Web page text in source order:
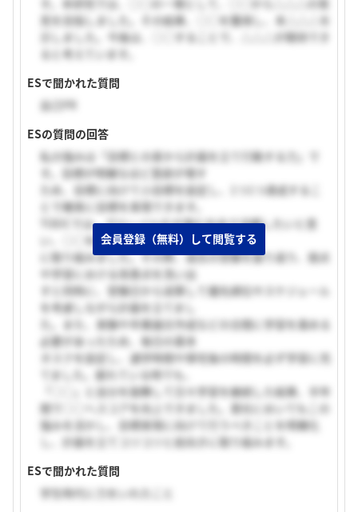
す。本研究では、○○の一環として、○○から△△△の発
見を目指しました。その結果、○○を獲得し、本△△△を
示しました。今後は、○○することで、△△△が期待でき
ると考えています。
ESで聞かれた質問
自己PR
ESの質問の回答
私の強みは「目標との差から計画を立て行動する力」で
す。目標が明確なほど意欲が増す
ため、目標に向けて小目標を設定し、1つ1つ達成するこ
とで確実に目標を実現できます。
TOEICでは、グローバル化が進む社会で活躍したいと思
い、○○を目標に英語力向上
に取り組みました。その際、過去の受験を振り返り、弱点
や学習における改善点を洗い出
すと同時に、受験日から逆算して優先順位やスケジュール
を考慮しながら計画を立てまし
た。また、実験や卒業論文作成などの合間に学習を進める
必要があったため、毎日の基本
タスクを設定し、通学時間や帰宅後の時間を必ず学習に充
てました。疲れている時でも、
「○○」と自分を鼓舞して日々学習を継続した結果、半年
間で○○へスコアを向上できました。貴社においてもこの
強みを活かし、目標実現に向けて行うべきことを明確化
し、計画を立てコツコツと前向きに取り組みます。
ESで聞かれた質問
学生時代に力をいれたこと
会員登録（無料）して閲覧する